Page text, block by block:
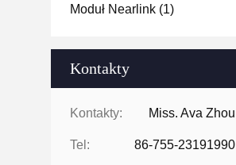
Moduł Nearlink (1)
Kontakty
Kontakty: Miss. Ava Zhou
Tel: 86-755-23191990